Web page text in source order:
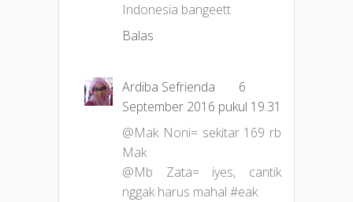
Indonesia bangeett
Balas
Ardiba Sefrienda
6
September 2016 pukul 19.31
@Mak Noni= sekitar 169 rb
Mak
@Mb Zata= iyes, cantik
nggak harus mahal #eak